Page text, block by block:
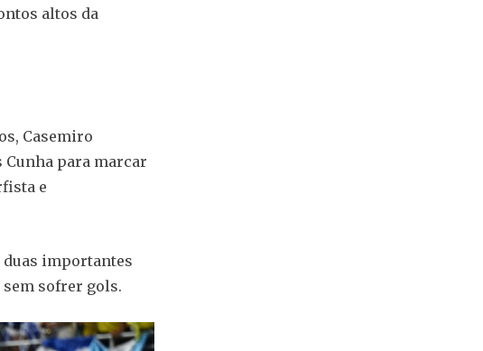
altos da
Casemiro
Cunha para marcar
e
duas importantes
sem sofrer gols.